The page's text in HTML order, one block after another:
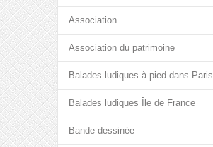
Association
Association du patrimoine
Balades ludiques à pied dans Paris
Balades ludiques Île de France
Bande dessinée